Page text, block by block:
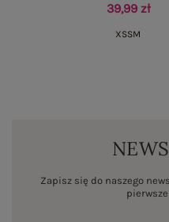
39,99 zł
XSSM
Zapisz się do naszego